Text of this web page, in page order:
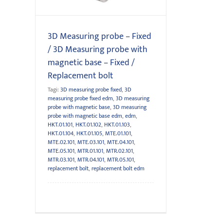
3D Measuring probe – Fixed
/ 3D Measuring probe with
magnetic base – Fixed /
Replacement bolt
Tagi: 3D measuring probe fixed, 3D
measuring probe fixed edm, 3D measuring
probe with magnetic base, 3D measuring
probe with magnetic base edm, edm,
HKT.01.101, HKT.01.102, HKT.01.103,
HKT.01.104, HKT.01.105, MTE.01.101,
MTE.02.101, MTE.03.101, MTE.04.101,
MTE.05.101, MTR.01.101, MTR.02.101,
MTR.03.101, MTR.04.101, MTR.05.101,
replacement bolt, replacement bolt edm